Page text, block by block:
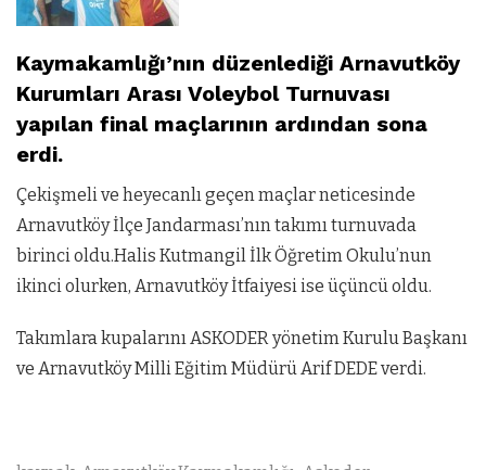
Kaymakamlığı’nın düzenlediği Arnavutköy
Kurumları Arası Voleybol Turnuvası
yapılan final maçlarının ardından sona
erdi.
Çekişmeli ve heyecanlı geçen maçlar neticesinde
Arnavutköy İlçe Jandarması’nın takımı turnuvada
birinci oldu.Halis Kutmangil İlk Öğretim Okulu’nun
ikinci olurken, Arnavutköy İtfaiyesi ise üçüncü oldu.
Takımlara kupalarını ASKODER yönetim Kurulu Başkanı
ve Arnavutköy Milli Eğitim Müdürü Arif DEDE verdi.